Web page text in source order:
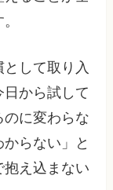
して取り入
から試して
に変わらな
らない」と
え込まない